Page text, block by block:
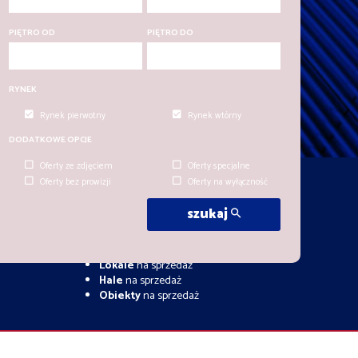
PIĘTRO OD PIĘTRO DO
RYNEK
Rynek pierwotny
Rynek wtórny
DODATKOWE OPCJE
Oferty ze zdjęciem
Oferty specjalne
Oferty bez prowizji
Oferty na wyłączność
szukaj
https://adresowo.pl
na sprzedaż
na sprzedaż
Lokalena sprzedaż
Halena sprzedaż
Obiektyna sprzedaż